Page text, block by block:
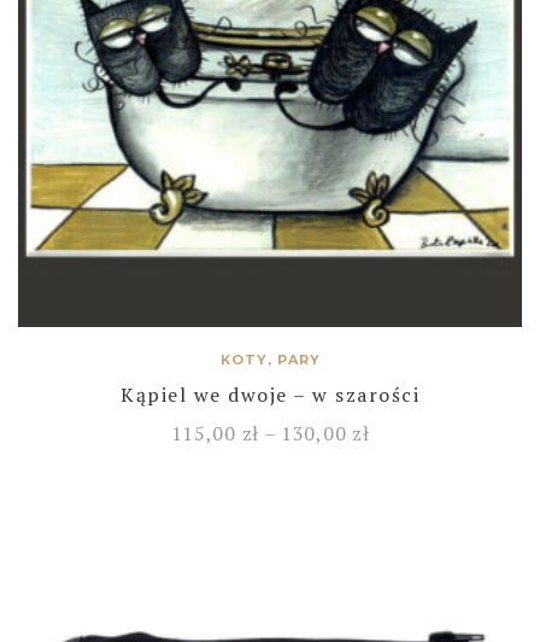
KOTY, PARY
Kąpiel we dwoje – w szarości
115,00 zł – 130,00 zł